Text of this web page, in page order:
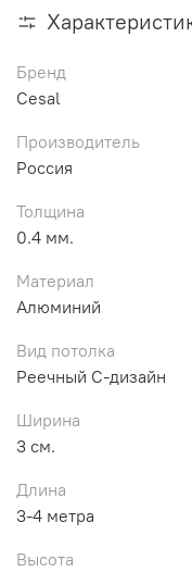
Бренд
Cesal
Производитель
Россия
Толщина
0.4 мм.
Материал
Алюминий
Вид потолка
Реечный С-дизайн
Ширина
3 см.
Длина
3-4 метра
Высота